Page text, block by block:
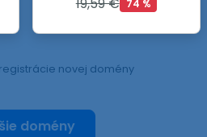
registrácie novej domény
domény